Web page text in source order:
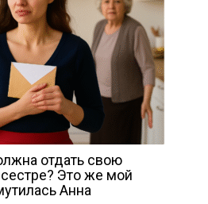
отдать свою
сестре? Это же мой
Анна